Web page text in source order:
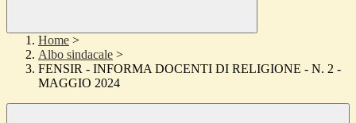
Home >
Albo sindacale >
FENSIR - INFORMA DOCENTI DI RELIGIONE - N. 2 -
MAGGIO 2024